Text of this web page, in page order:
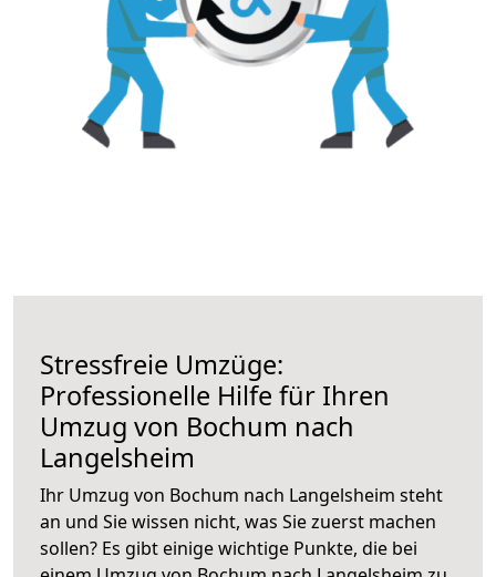
Stressfreie Umzüge:
Professionelle Hilfe für Ihren
Umzug von Bochum nach
Langelsheim
Ihr Umzug von Bochum nach Langelsheim steht
an und Sie wissen nicht, was Sie zuerst machen
sollen? Es gibt einige wichtige Punkte, die bei